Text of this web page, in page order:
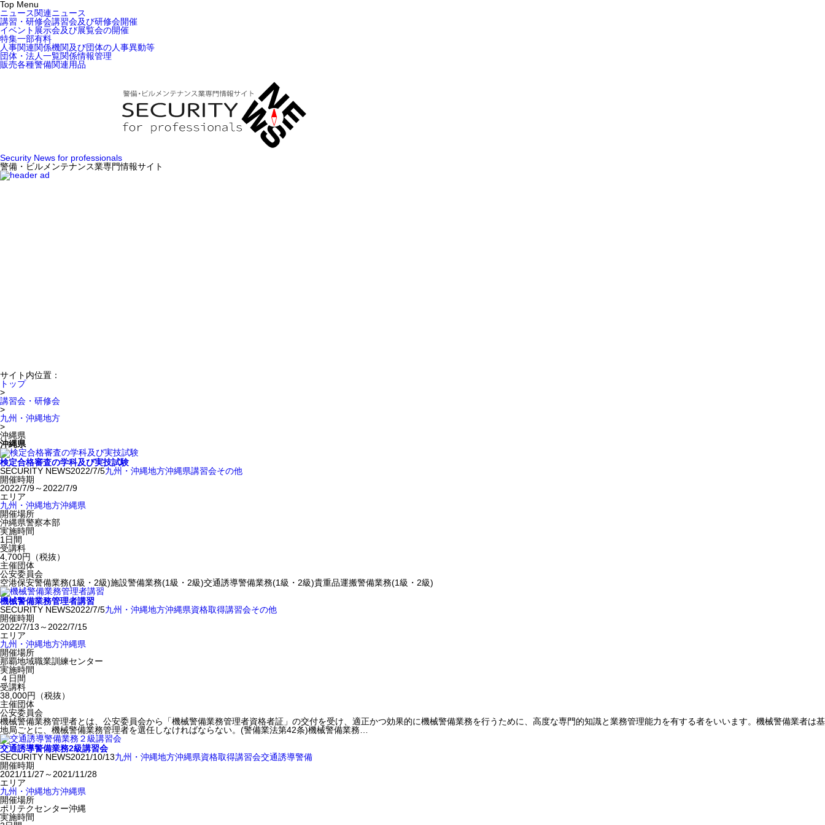
Top Menu
ニュース関連ニュース
講習・研修会講習会及び研修会開催
イベント 展示会及び展覧会の開催
特集一部有料
人事関連関係機関及び団体の人事異動等
団体・法人一覧関係情報管理
販売各種警備関連用品
Security News for professionals
警備・ビルメンテナンス業専門情報サイト
サイト内位置：
トップ
>
講習会・研修会
>
九州・沖縄地方
>
沖縄県
沖縄県
検定合格審査の学科及び実技試験
SECURITY NEWS2022/7/5九州・沖縄地方沖縄県講習会その他
開催時期
2022/7/9～2022/7/9
エリア
九州・沖縄地方沖縄県
開催場所
沖縄県警察本部
実施時間
1日間
受講料
4,700円（税抜）
主催団体
公安委員会
空港保安警備業務(1級・2級)施設警備業務(1級・2級)交通誘導警備業務(1級・2級)貴重品運搬警備業務(1級・2級)
機械警備業務管理者講習
SECURITY NEWS2022/7/5九州・沖縄地方沖縄県資格取得講習会その他
開催時期
2022/7/13～2022/7/15
エリア
九州・沖縄地方沖縄県
開催場所
那覇地域職業訓練センター
実施時間
４日間
受講料
38,000円（税抜）
主催団体
公安委員会
機械警備業務管理者とは、公安委員会から「機械警備業務管理者資格者証」の交付を受け、適正かつ効果的に機械警備業務を行うために、高度な専門的知識と業務管理能力を有する者をいいます。機械警備業者は基
地局ごとに、機械警備業務管理者を選任しなければならない。(警備業法第42条)機械警備業務…
交通誘導警備業務2級講習会
SECURITY NEWS2021/10/13九州・沖縄地方沖縄県資格取得講習会交通誘導警備
開催時期
2021/11/27～2021/11/28
エリア
九州・沖縄地方沖縄県
開催場所
ポリテクセンター沖縄
実施時間